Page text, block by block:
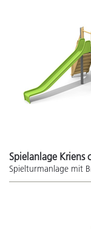
Spielanlage Kriens
Spielturmanlage mit